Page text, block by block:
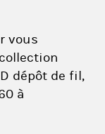
vous
dépôt de fil,
à